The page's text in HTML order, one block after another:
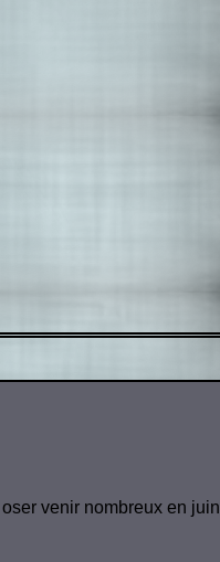
venir nombreux en juin